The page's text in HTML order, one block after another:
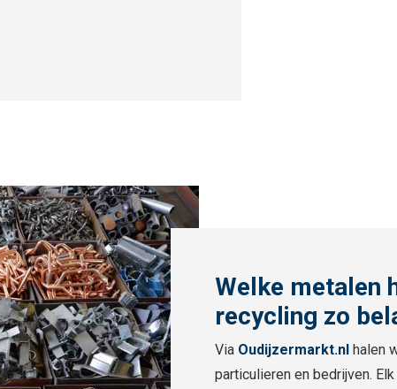
Welke metalen
recycling zo
Via Oudijzermarkt.nl halen
particulieren en bedrijven.